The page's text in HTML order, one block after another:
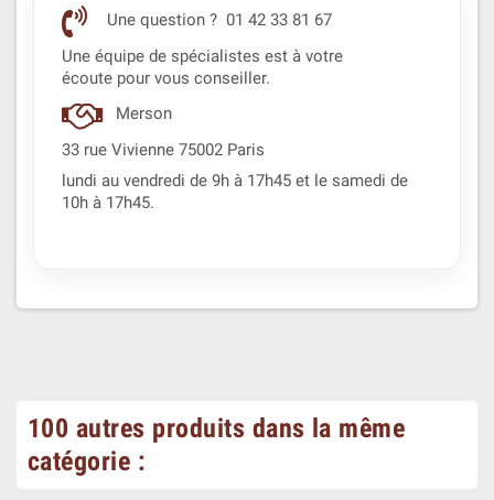
Une question ? 01 42 33 81 67
Une équipe de spécialistes est à votre
écoute pour vous conseiller.
Merson
33 rue Vivienne 75002 Paris
lundi au vendredi de 9h à 17h45 et le samedi de
10h à 17h45.
100 autres produits dans la même
catégorie :